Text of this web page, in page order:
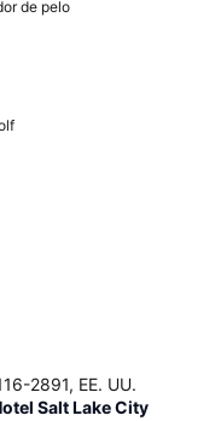
de pelo
2891, EE. UU.
Salt Lake City